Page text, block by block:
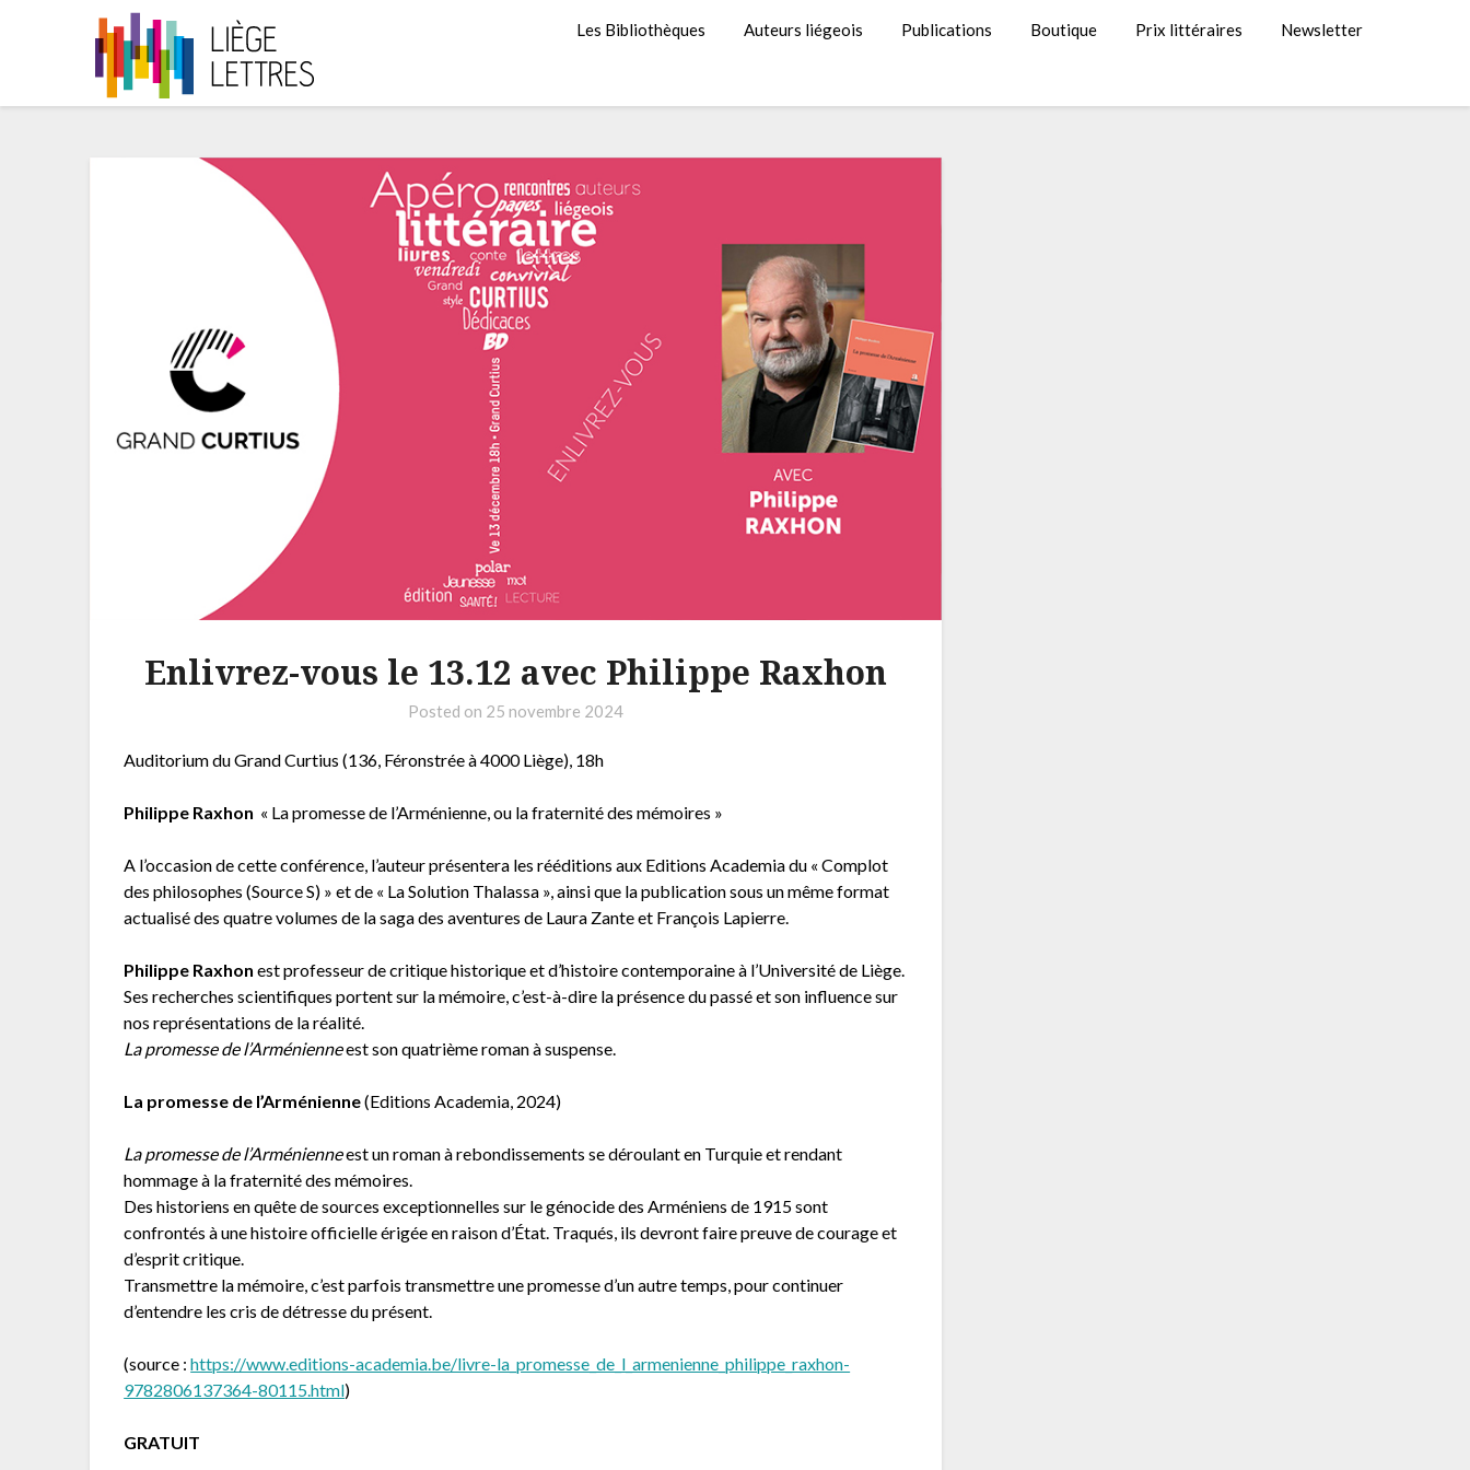
Les Bibliothèques Auteurs liégeois Publications Boutique Prix littéraires Newsletter
Enlivrez-vous le 13.12 avec Philippe Raxhon
Posted on 25 novembre 2024
Auditorium du Grand Curtius (136, Féronstrée à 4000 Liège), 18h
Philippe Raxhon « La promesse de l’Arménienne, ou la fraternité des mémoires »
A l’occasion de cette conférence, l’auteur présentera les rééditions aux Editions Academia du « Complot
des philosophes (Source S) » et de « La Solution Thalassa », ainsi que la publication sous un même format
actualisé des quatre volumes de la saga des aventures de Laura Zante et François Lapierre.
Philippe Raxhon est professeur de critique historique et d’histoire contemporaine à l’Université de Liège.
Ses recherches scientifiques portent sur la mémoire, c’est-à-dire la présence du passé et son influence sur
nos représentations de la réalité.
La promesse de l’Arménienneest son quatrième roman à suspense.
La promesse de l’Arménienne(Editions Academia, 2024)
La promesse de l’Arménienneest un roman à rebondissements se déroulant en Turquie et rendant
hommage à la fraternité des mémoires.
Des historiens en quête de sources exceptionnelles sur le génocide des Arméniens de 1915 sont
confrontés à une histoire officielle érigée en raison d’État. Traqués, ils devront faire preuve de courage et
d’esprit critique.
Transmettre la mémoire, c’est parfois transmettre une promesse d’un autre temps, pour continuer
d’entendre les cris de détresse du présent.
(source :https://www.editions-academia.be/livre-la_promesse_de_l_armenienne_philippe_raxhon-
9782806137364-80115.html)
GRATUIT